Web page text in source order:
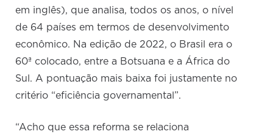
em inglês), que analisa, todos os anos, o nível
de 64 países em termos de desenvolvimento
econômico. Na edição de 2022, o Brasil era o
60ª colocado, entre a Botsuana e a África do
Sul. A pontuação mais baixa foi justamente no
critério “eficiência governamental”.
“Acho que essa reforma se relaciona